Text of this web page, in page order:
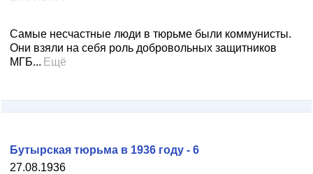
Самые несчастные люди в тюрьме были коммунисты.
Они взяли на себя роль добровольных защитников
МГБ... Ещё
27.08.1936
Бутырская тюрьма в 1936 году - 6